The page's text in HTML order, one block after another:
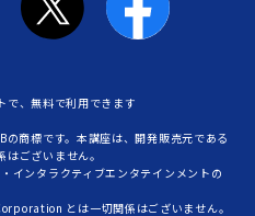
、無料で利用できます
商標です。本講座は、開発販売元である
ございません。
インタラクティブエンタテインメントの
とは一切関係はございません。